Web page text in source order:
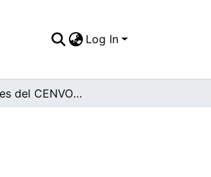
Log In
Estudiantes del CENVOC hacen experimentos de quimica